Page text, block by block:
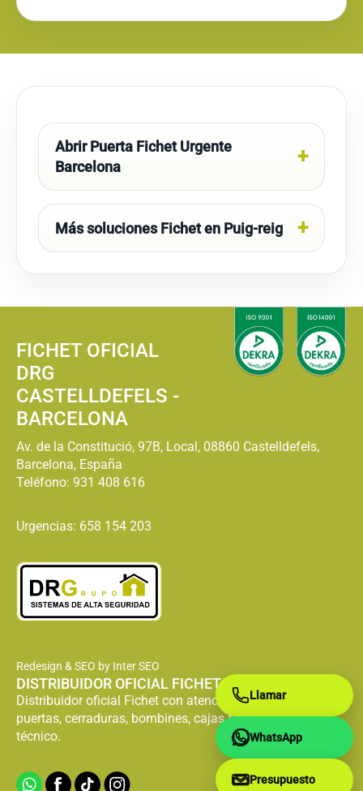
Abrir Puerta Fichet Urgente
Barcelona
Más soluciones Fichet en Puig-reig
FICHET OFICIAL
DRG
CASTELLDEFELS -
BARCELONA
Av. de la Constitució, 97B, Local, 08860 Castelldefels,
Barcelona, España
Teléfono: 931 408 616
Urgencias: 658 154 203
Redesign & SEO by Inter SEO
DISTRIBUIDOR OFICIAL FICHET
Distribuidor oficial Fichet con atención especializada en
puertas, cerraduras, bombines, cajas fuertes y servicio
técnico.
Llamar
WhatsApp
Presupuesto